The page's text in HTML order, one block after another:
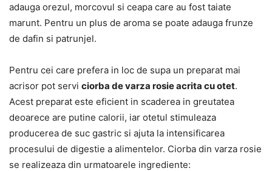
adauga orezul, morcovul si ceapa care au fost taiate
marunt. Pentru un plus de aroma se poate adauga frunze
de dafin si patrunjel.
Pentru cei care prefera in loc de supa un preparat mai
acrisor pot servi ciorba de varza rosie acrita cu otet.
Acest preparat este eficient in scaderea in greutatea
deoarece are putine calorii, iar otetul stimuleaza
producerea de suc gastric si ajuta la intensificarea
procesului de digestie a alimentelor. Ciorba din varza rosie
se realizeaza din urmatoarele ingrediente: